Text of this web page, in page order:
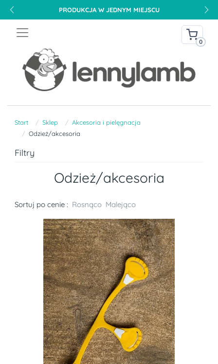
PRODUKCJA W JEDNYM MIEJSCU
0
Start Sklep
Akcesoria i pielęgnacja
Odzież/akcesoria
Filtry
Odzież/akcesoria
Sortuj po cenie : Rosnąco Malejąco